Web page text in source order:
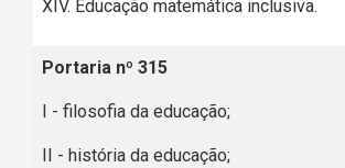
XIV. Educação matemática inclusiva.
Portaria nº 315
I - filosofia da educação;
II - história da educação;